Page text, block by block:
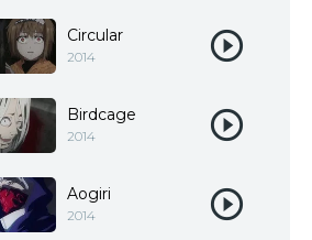
Circular
2014
Birdcage
2014
Aogiri
2014